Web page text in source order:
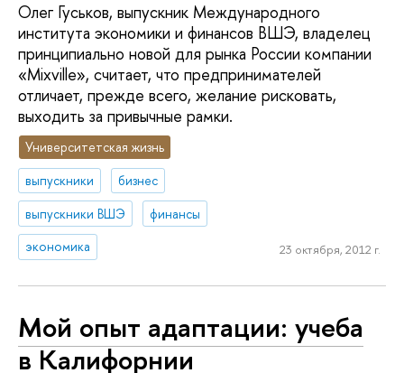
Олег Гуськов, выпускник Международного
института экономики и финансов ВШЭ, владелец
принципиально новой для рынка России компании
«Mixville», считает, что предпринимателей
отличает, прежде всего, желание рисковать,
выходить за привычные рамки.
Университетская жизнь
выпускники
бизнес
выпускники ВШЭ
финансы
экономика
23 октября, 2012 г.
Мой опыт адаптации: учеба
в Калифорнии